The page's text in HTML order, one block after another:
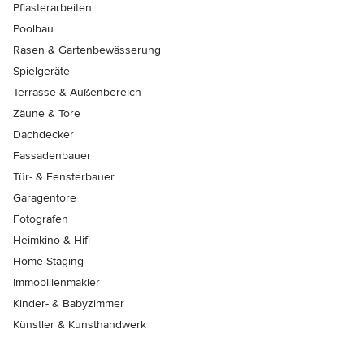
Pflasterarbeiten
Poolbau
Rasen & Gartenbewässerung
Spielgeräte
Terrasse & Außenbereich
Zäune & Tore
Dachdecker
Fassadenbauer
Tür- & Fensterbauer
Garagentore
Fotografen
Heimkino & Hifi
Home Staging
Immobilienmakler
Kinder- & Babyzimmer
Künstler & Kunsthandwerk